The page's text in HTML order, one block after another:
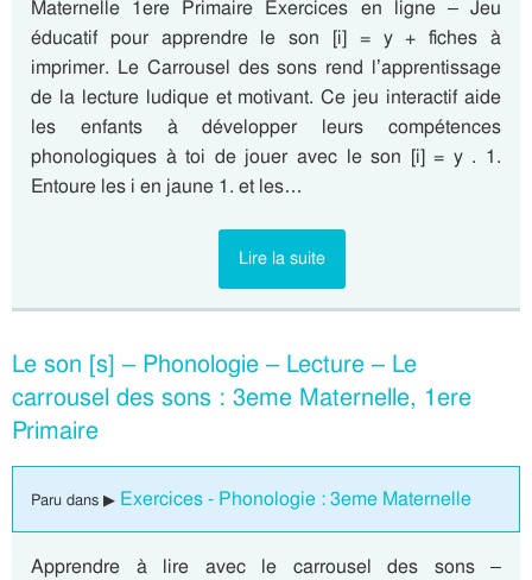
Maternelle 1ere Primaire Exercices en ligne – Jeu
éducatif pour apprendre le son [i] = y + fiches à
imprimer. Le Carrousel des sons rend l’apprentissage
de la lecture ludique et motivant. Ce jeu interactif aide
les enfants à développer leurs compétences
phonologiques à toi de jouer avec le son [i] = y . 1.
Entoure les i en jaune 1. et les…
Lire la suite
Le son [s] – Phonologie – Lecture – Le
carrousel des sons : 3eme Maternelle, 1ere
Primaire
Paru dans ▶ Exercices - Phonologie : 3eme Maternelle
Apprendre à lire avec le carrousel des sons –